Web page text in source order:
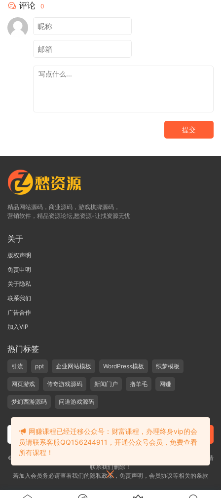
评论 0
提交
精品网站源码，商业源码，游戏棋牌源码，
营销软件，精品资源论坛,愁资源-让找资源无忧
关于
版权声明
免责申明
关于隐私
联系我们
广告合作
加入VIP
热门标签
引流 ppt 企业网站模板 WordPress模板 织梦模板
网页游戏 传奇游戏源码 新闻门户 撸羊毛 网赚
梦幻西游源码 问道游戏源码
©2019-2020 愁资源 站内大部分资源收集于网络，若侵犯了您的合法权益，请
联系我们删除！
若加入会员务必请查看我们的隐私政策，免责声明，会员协议等相关的条款
网赚课程已经迁移公众号：财富课程，办理终身vip的会
员请联系客服QQ156244911，开通公众号会员，免费查看
所有课程！